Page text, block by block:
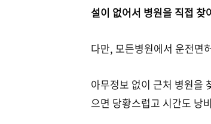
설이 없어서 병원을 직접 찾
다만, 모든병원에서 운전면
아무정보 없이 근처 병원을
으면 당황스럽고 시간도 낭비